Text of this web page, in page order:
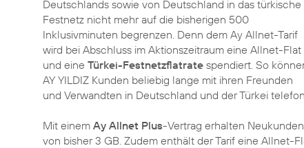
Deutschlands sowie von Deutschland in das türkische
Festnetz nicht mehr auf die bisherigen 500
Inklusivminuten begrenzen. Denn dem Ay Allnet-Tarif
wird bei Abschluss im Aktionszeitraum eine Allnet-Flat
und eine Türkei-Festnetzflatrate spendiert. So
AY YILDIZ Kunden beliebig lange mit ihren Freunden
und Verwandten in Deutschland und der Türkei
Mit einem Ay Allnet Plus-Vertrag erhalten
von bisher 3 GB. Zudem enthält der Tarif eine Allnet-